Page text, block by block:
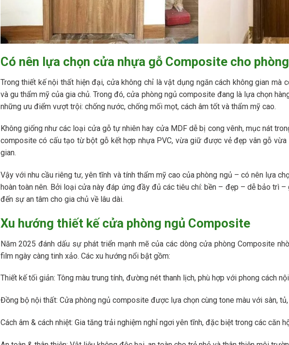
Có nên lựa chọn cửa nhựa gỗ Composite cho
Trong thiết kế nội thất hiện đại, cửa không chỉ là vật dụng ngăn cách không gian mà
và gu thẩm mỹ của gia chủ. Trong đó, cửa phòng ngủ composite đang là lựa chọn
những ưu điểm vượt trội: chống nước, chống mối mọt, cách âm tốt và thẩm mỹ cao.
Không giống như các loại cửa gỗ tự nhiên hay cửa MDF dễ bị cong vênh, mục nát
composite có cấu tạo từ bột gỗ kết hợp nhựa PVC, vừa giữ được vẻ đẹp vân gỗ
gian.
Vậy với nhu cầu riêng tư, yên tĩnh và tính thẩm mỹ cao của phòng ngủ – có nên lựa
hoàn toàn nên. Bởi loại cửa này đáp ứng đầy đủ các tiêu chí: bền – đẹp – dễ bảo trì –
đến sự an tâm cho gia chủ về lâu dài.
Xu hướng thiết kế cửa phòng ngủ Composite
Năm 2025 đánh dấu sự phát triển mạnh mẽ của các dòng cửa phòng Composite
film ngày càng tinh xảo. Các xu hướng nổi bật gồm:
Thiết kế tối giản: Tông màu trung tính, đường nét thanh lịch, phù hợp với phong cách
Đồng bộ nội thất: Cửa phòng ngủ composite được lựa chọn cùng tone màu với sàn,
Cách âm & cách nhiệt: Gia tăng trải nghiệm nghỉ ngơi yên tĩnh, đặc biệt trong các căn